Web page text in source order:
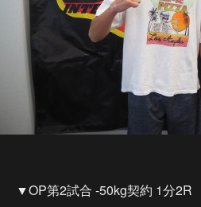
▼OP第2試合 -50kg契約 1分2R